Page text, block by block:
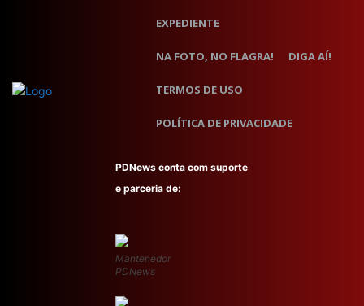
EXPEDIENTE
NA FOTO, NO FLAGRA! DIGA AÍ!
TERMOS DE USO
POLÍTICA DE PRIVACIDADE
PDNews conta com suporte
e parceria de:
Mantenedor
PDNews